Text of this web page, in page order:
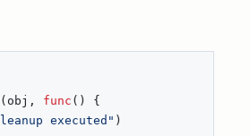
( obj , func ()
{
executed" )